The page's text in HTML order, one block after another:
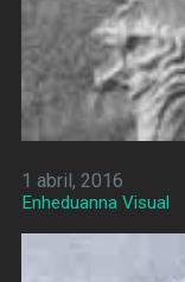
1 abril, 2016
Enheduanna Visual